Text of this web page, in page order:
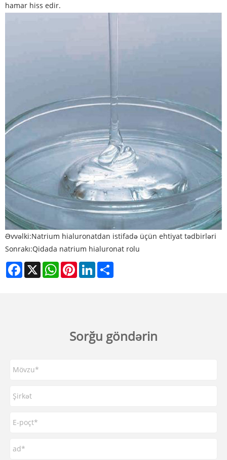
hamar hiss edir.
Əvvəlki:Natrium hialuronatdan istifadə üçün ehtiyat tədbirləri
Sonrakı:Qidada natrium hialuronat rolu
Facebook
X WhatsAppPinterestLinkedIn
Sorğu göndərin